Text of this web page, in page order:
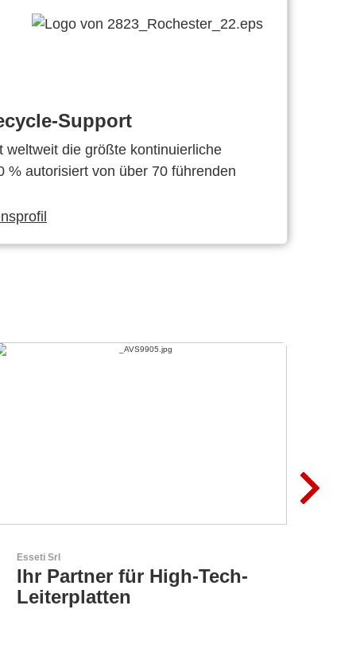
Support
weltweit die größte kontinuierliche
% autorisiert von über 70 führenden
LEMO Elektronik GmbH
Original Push-Pull-
Connector – Made in